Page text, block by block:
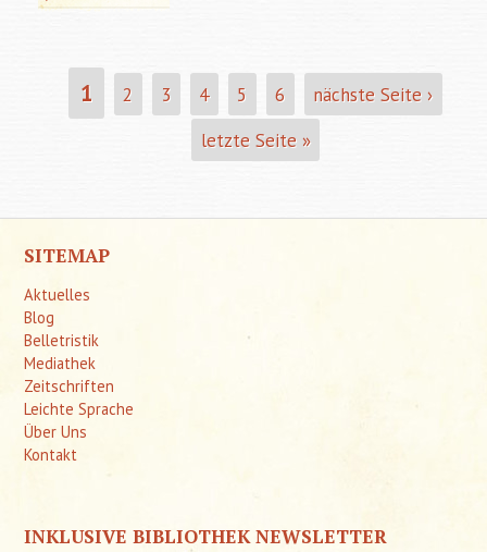
SEITEN
1 2 3 4 5 6
nächste Seite ›
letzte Seite »
SITEMAP
Aktuelles
Blog
Belletristik
Mediathek
Zeitschriften
Leichte Sprache
Über Uns
Kontakt
INKLUSIVE BIBLIOTHEK NEWSLETTER